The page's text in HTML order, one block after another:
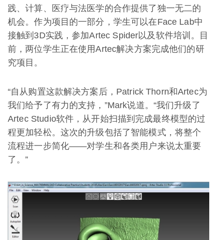
践、计算、医疗与法医学的合作提供了独一无二的
机会。作为项目的一部分，学生可以在Face Lab中
接触到3D实践，参加Artec Spider以及软件培训。目
前，两位学生正在使用Artec解决方案完成他们的研
究项目。
“自从购置这款解决方案后，Patrick Thorn和Artec为
我们给予了有力的支持，”Mark说道。“我们升级了
Artec Studio软件，从开始扫描到完成最终模型的过
程更加轻松。这次的升级包括了智能模式，将整个
流程进一步简化——对学生和各类用户来说太重要
了。”